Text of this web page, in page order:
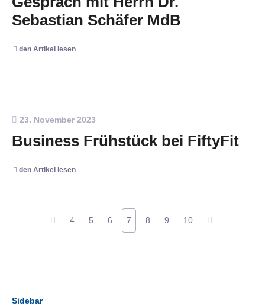
Sebastian Schäfer MdB
den Artikel lesen
23. November 2023
Business Frühstück bei FiftyFit
den Artikel lesen
4 5 6 7 8 9 10
Sidebar